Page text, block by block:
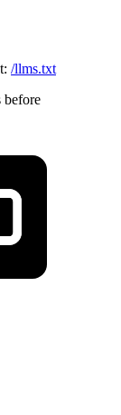
/llms.txt
before